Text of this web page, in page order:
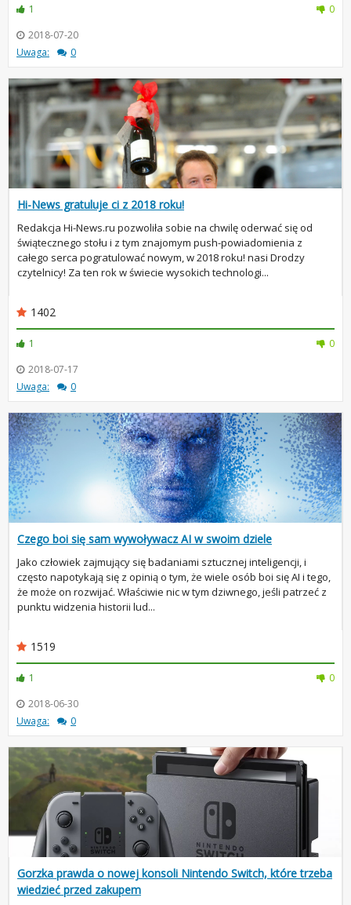
1
0
2018-07-20
Uwaga:
0
Hi-News gratuluje ci z 2018 roku!
Redakcja Hi-News.ru pozwoliła sobie na chwilę oderwać się od
świątecznego stołu i z tym znajomym push-powiadomienia z
całego serca pogratulować nowym, w 2018 roku! nasi Drodzy
czytelnicy! Za ten rok w świecie wysokich technologi...
1402
1
0
2018-07-17
Uwaga:
0
Czego boi się sam wywoływacz AI w swoim dziele
Jako człowiek zajmujący się badaniami sztucznej inteligencji, i
często napotykają się z opinią o tym, że wiele osób boi się AI i tego,
że może on rozwijać. Właściwie nic w tym dziwnego, jeśli patrzeć z
punktu widzenia historii lud...
1519
1
0
2018-06-30
Uwaga:
0
Gorzka prawda o nowej konsoli Nintendo Switch, które trzeba
wiedzieć przed zakupem